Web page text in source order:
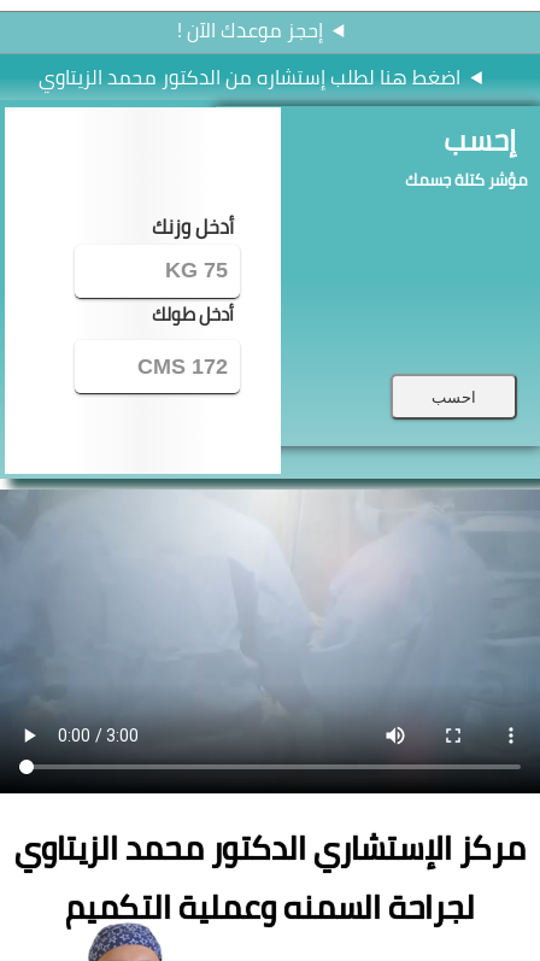
إحجز موعدك الآن !
اضغط هنا لطلب إستشاره من الدكتور محمد الزيتاوي
إحسب
مؤشر كتلة جسمك
أدخل وزنك
أدخل طولك
مركز الإستشاري الدكتور محمد الزيتاوي
لجراحة السمنه وعملية التكميم